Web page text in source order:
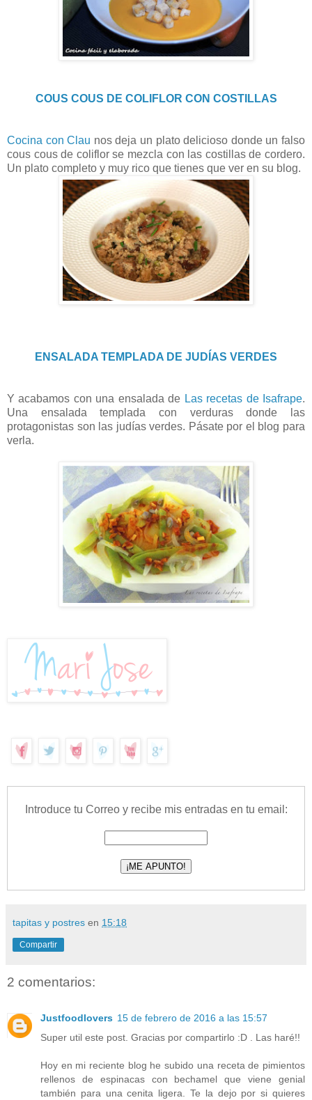
COUS COUS DE COLIFLOR CON COSTILLAS
Cocina con Clau nos deja un plato delicioso donde un falso
cous cous de coliflor se mezcla con las costillas de cordero.
Un plato completo y muy rico que tienes que ver en su blog.
ENSALADA TEMPLADA DE JUDÍAS VERDES
Y acabamos con una ensalada de Las recetas de Isafrape.
Una ensalada templada con verduras donde las
protagonistas son las judías verdes. Pásate por el blog para
verla.
Introduce tu Correo y recibe mis entradas en tu email:
tapitas y postres en 15:18
Compartir
2 comentarios:
Justfoodlovers 15 de febrero de 2016 a las 15:57
Super util este post. Gracias por compartirlo :D . Las haré!!
Hoy en mi reciente blog he subido una receta de pimientos
rellenos de espinacas con bechamel que viene genial
también para una cenita ligera. Te la dejo por si quieres